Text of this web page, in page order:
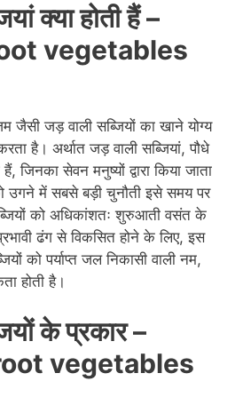
क्या होती हैं –
vegetables
जड़ वाली सब्जियों का खाने योग्य
है। अर्थात जड़ वाली सब्जियां, पौधे
जिनका सेवन मनुष्यों द्वारा किया जाता
उगने में सबसे बड़ी चुनौती इसे समय पर
को अधिकांशतः शुरुआती वसंत के
ढंग से विकसित होने के लिए, इस
को पर्याप्त जल निकासी वाली नम,
होती है।
के प्रकार –
vegetables